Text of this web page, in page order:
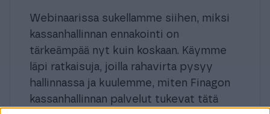
Webinaarissa sukellamme siihen, miksi
kassanhallinnan ennakointi on
tärkeämpää nyt kuin koskaan. Käymme
läpi ratkaisuja, joilla rahavirta pysyy
hallinnassa ja kuulemme, miten Finagon
kassanhallinnan palvelut tukevat tätä